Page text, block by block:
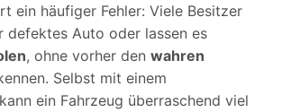
ein häufiger Fehler: Viele Besitzer
defektes Auto oder lassen es
, ohne vorher den wahren
Selbst mit einem
ein Fahrzeug überraschend viel